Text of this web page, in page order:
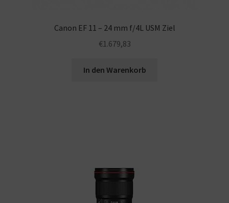
Canon EF 11 – 24 mm f/4L USM Ziel
€1.679,83
In den Warenkorb